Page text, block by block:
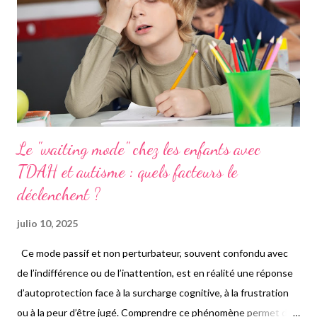
Le "waiting mode" chez les enfants avec
TDAH et autisme : quels facteurs le
déclenchent ?
julio 10, 2025
Ce mode passif et non perturbateur, souvent confondu avec
de l’indifférence ou de l’inattention, est en réalité une réponse
d’autoprotection face à la surcharge cognitive, à la frustration
ou à la peur d’être jugé. Comprendre ce phénomène permet de